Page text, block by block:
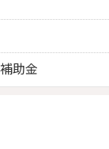
助金